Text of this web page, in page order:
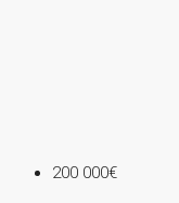
200 000€